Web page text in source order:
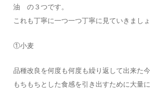
油 の３つです。
これも丁寧に一つ一つ丁寧に見ていきましょ
①小麦
品種改良を何度も何度も繰り返して出来た今
もちもちとした食感を引き出すために大量